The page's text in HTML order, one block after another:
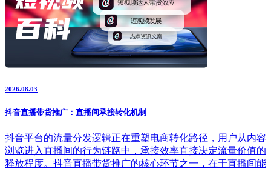
2026.08.03
抖音直播带货推广：直播间承接转化机制
抖音平台的流量分发逻辑正在重塑电商转化路径，用户从内容
浏览进入直播间的行为链路中，承接效率直接决定流量价值的
释放程度。抖音直播带货推广的核心环节之一，在于直播间能